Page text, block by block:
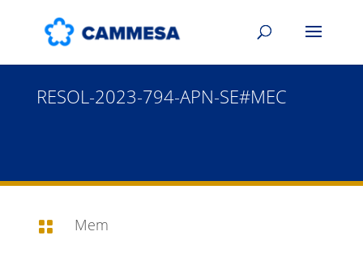
RESOL-2023-794-APN-SE#MEC
 Mem